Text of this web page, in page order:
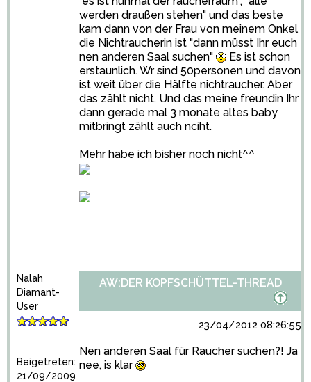
werden draußen stehen" und das beste
kam dann von der Frau von meinem Onkel
die Nichtraucherin ist "dann müsst Ihr euch
nen anderen Saal suchen"
Es ist schon
erstaunlich. Wr sind 50personen und davon
ist weit über die Hälfte nichtraucher. Aber
das zählt nicht. Und das meine freundin Ihr
dann gerade mal 3 monate altes baby
mitbringt zählt auch nciht.
Mehr habe ich bisher noch nicht^^
Nalah
Diamant-
User
Beigetreten:
21/09/2009
AW:DER KOPFSCHÜTTEL-THREAD
23/04/2012 08:26:55
Nen anderen Saal für Raucher suchen?! Ja
nee, is klar